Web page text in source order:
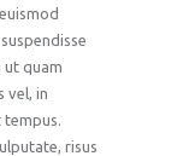
ut quam
vel, in
tempus.
risus